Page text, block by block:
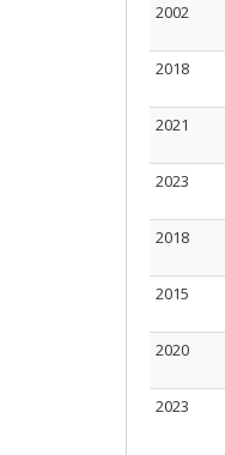
2002
2018
2021
2023
2018
2015
2020
2023